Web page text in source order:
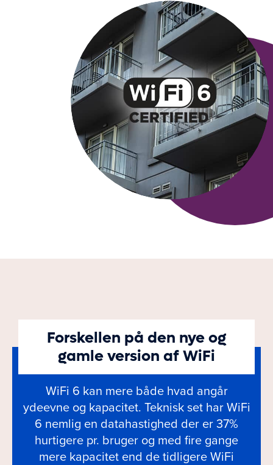
Forskellen på den nye og
gamle version af WiFi
WiFi 6 kan mere både hvad angår
ydeevne og kapacitet. Teknisk set har WiFi
6 nemlig en datahastighed der er 37%
hurtigere pr. bruger og med fire gange
mere kapacitet end de tidligere WiFi